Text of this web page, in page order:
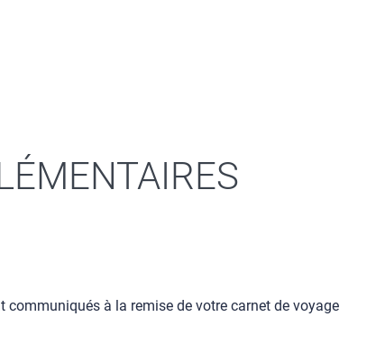
à la remise de votre carnet de voyage